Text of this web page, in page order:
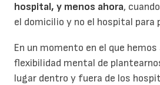
hospital, y menos ahora,
el domicilio y no el hospital para
En un momento en el que hemos
flexibilidad mental de
lugar dentro y fuera de los